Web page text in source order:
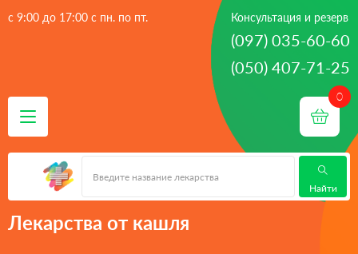
с 9:00 до 17:00 с пн. по пт. Консультация и резерв
(097) 035-60-60
(050) 407-71-25
Найти
Главная - лекарства
Противопростудные препараты (ОРЗ,
грипп, ЛОР) - Лекарства от кашля
Лекарства от кашля